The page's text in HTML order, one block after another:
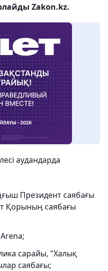
Zakon.kz.
аудандарда
Президент саябағы
Қорының саябағы
сарайы, "Халық
саябағы;